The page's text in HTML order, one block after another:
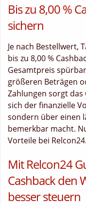
Bis zu 8,00 %
sichern
Je nach Bestellwert,
bis zu 8,00 %
Gesamtpreis
größeren Beträgen
Zahlungen sorgt das
sich der finanzielle
sondern über einen
bemerkbar macht.
Vorteile bei Relcon24.
Mit Relcon24
Cashback den
besser steuern